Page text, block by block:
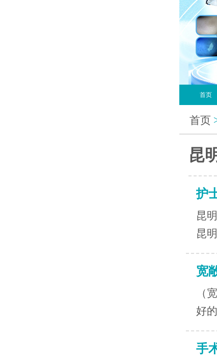
首页
首页
昆
护
昆
昆
宽
（
好
手